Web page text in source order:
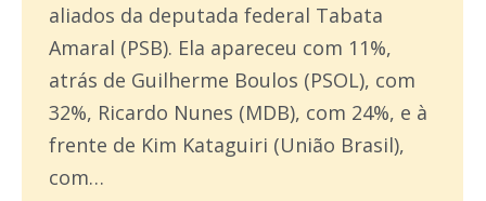
aliados da deputada federal Tabata
Amaral (PSB). Ela apareceu com 11%,
atrás de Guilherme Boulos (PSOL), com
32%, Ricardo Nunes (MDB), com 24%, e à
frente de Kim Kataguiri (União Brasil),
com…